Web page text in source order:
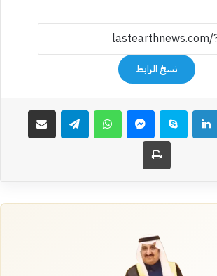
نسخ الرابط
لينكدإن سكايب ماسنجر واتساب تيلقرام مشاركة عبر البريد
طباعة